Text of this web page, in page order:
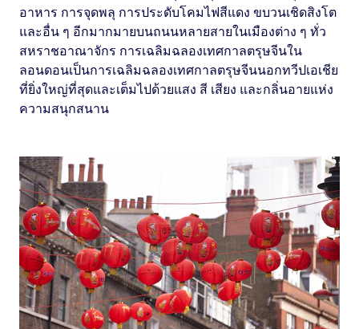
อาหาร การจุดพลุ การประดับโคมไฟสีแดง ขบวนเชิดสิงโต
และอื่น ๆ อีกมากมายบนถนนหลายสายในเมืองต่าง ๆ ทั่ว
สหราชอาณาจักร การเฉลิมฉลองเทศกาลตรุษจีนใน
ลอนดอนเป็นการเฉลิมฉลองเทศกาลตรุษจีนนอกทวีปเอเชีย
ที่ยิ่งใหญ่ที่สุดและเต็มไปด้วยแสง สี เสียง และกลิ่นอายแห่ง
ความสนุกสนาน